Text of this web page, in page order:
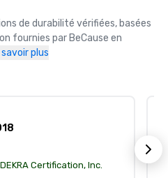
de durabilité vérifiées, basées
fournies par BeCause en
savoir plus
DEKRA Certification, Inc.